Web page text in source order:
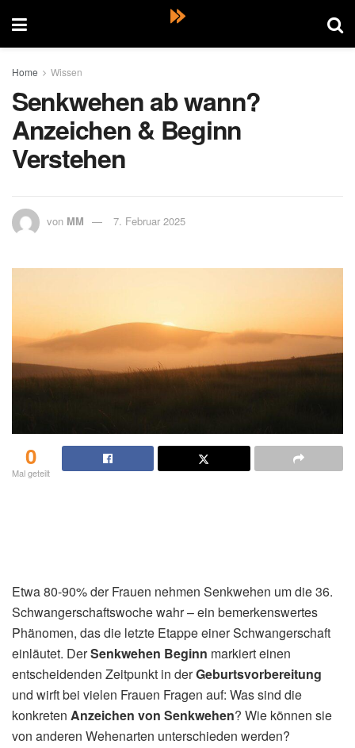
Home Wissen
Senkwehen ab wann?
Anzeichen & Beginn
Verstehen
von MM 7. Februar 2025
0
Mal geteilt
Etwa 80-90% der Frauen nehmen Senkwehen um die 36.
Schwangerschaftswoche wahr – ein bemerkenswertes
Phänomen, das die letzte Etappe einer Schwangerschaft
einläutet. DerSenkwehen Beginn markiert einen
entscheidenden Zeitpunkt in derGeburtsvorbereitung
und wirft bei vielen Frauen Fragen auf: Was sind die
konkreten Anzeichen von Senkwehen? Wie können sie
von anderen Wehenarten unterschieden werden?